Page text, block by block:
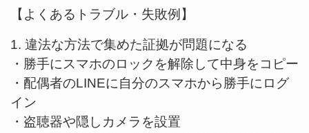
【よくあるトラブル・失敗例】
1. 違法な方法で集めた証拠が問題になる
・勝手にスマホのロックを解除して中身をコピー
・配偶者のLINEに自分のスマホから勝手にログ
イン
・盗聴器や隠しカメラを設置